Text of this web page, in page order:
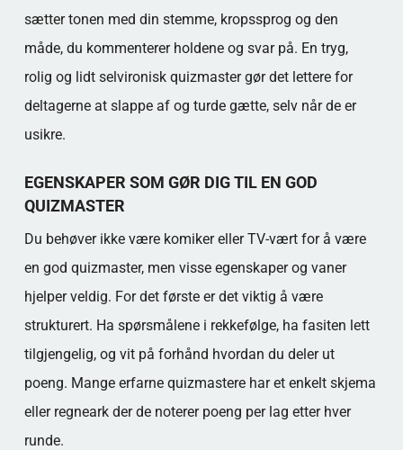
sætter tonen med din stemme, kropssprog og den
måde, du kommenterer holdene og svar på. En tryg,
rolig og lidt selvironisk quizmaster gør det lettere for
deltagerne at slappe af og turde gætte, selv når de er
usikre.
EGENSKAPER SOM GØR DIG TIL EN GOD
QUIZMASTER
Du behøver ikke være komiker eller TV-vært for å være
en god quizmaster, men visse egenskaper og vaner
hjelper veldig. For det første er det viktig å være
strukturert. Ha spørsmålene i rekkefølge, ha fasiten lett
tilgjengelig, og vit på forhånd hvordan du deler ut
poeng. Mange erfarne quizmastere har et enkelt skjema
eller regneark der de noterer poeng per lag etter hver
runde.